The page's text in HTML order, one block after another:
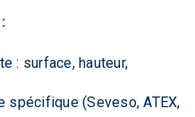
: surface, hauteur,
(Seveso, ATEX,